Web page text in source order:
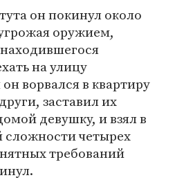
он покинул около
оружием,
на улицу
ворвался в квартиру
заставил их
девушку, и взял в
четырех
требований